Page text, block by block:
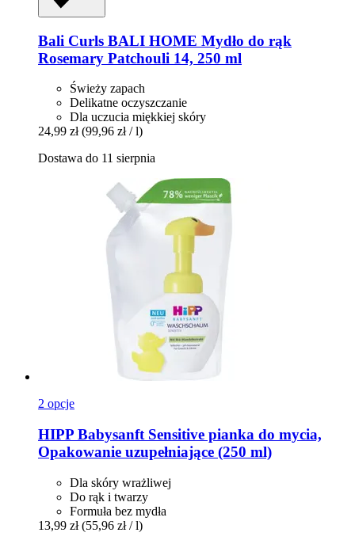
Bali Curls BALI HOME Mydło do rąk
Rosemary Patchouli 14, 250 ml
Świeży zapach
Delikatne oczyszczanie
Dla uczucia miękkiej skóry
24,99 zł (99,96 zł / l)
Dostawa do 11 sierpnia
2 opcje
HIPP Babysanft Sensitive pianka do mycia,
Opakowanie uzupełniające (250 ml)
Dla skóry wrażliwej
Do rąk i twarzy
Formuła bez mydła
13,99 zł (55,96 zł / l)